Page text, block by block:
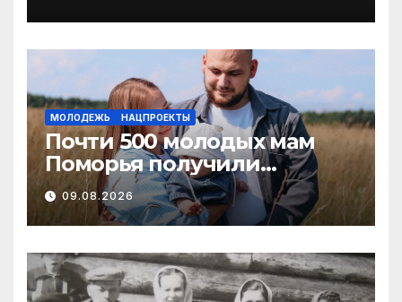
МОЛОДЕЖЬ НАЦПРОЕКТЫ
Почти 500 молодых мам
Поморья получили
господдержку при
рождении первого ребенка
09.08.2026